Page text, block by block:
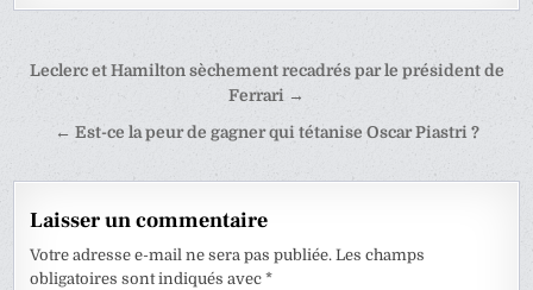
Navigation
l’article
Leclerc et Hamilton sèchement recadrés par le président de
Ferrari →
← Est-ce la peur de gagner qui tétanise Oscar Piastri ?
Laisser un commentaire
Votre adresse e-mail ne sera pas publiée. Les champs
obligatoires sont indiqués avec*